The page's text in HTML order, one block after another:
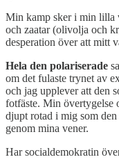
Min kamp sker i min lilla
och zaatar (olivolja och
desperation över att mitt
Hela den polariserade
om det fulaste trynet av
och jag upplever att den
fotfäste. Min övertygelse
djupt rotad i mig som
genom mina vener.
Har socialdemokratin